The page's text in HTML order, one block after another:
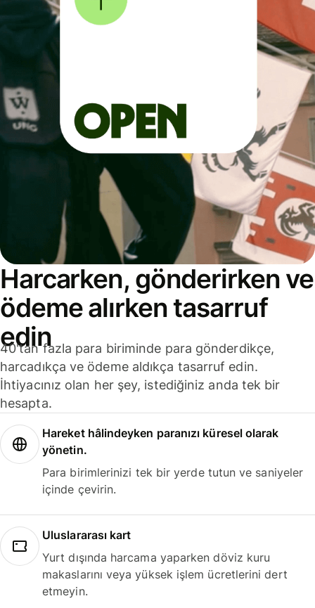
Harcarken, gönderirken ve
ödeme alırken tasarruf
edin
40'tan fazla para biriminde para gönderdikçe,
harcadıkça ve ödeme aldıkça tasarruf edin.
İhtiyacınız olan her şey, istediğiniz anda tek bir
hesapta.
Hareket hâlindeyken paranızı küresel olarak
yönetin.
Para birimlerinizi tek bir yerde tutun ve saniyeler
içinde çevirin.
Uluslararası kart
Yurt dışında harcama yaparken döviz kuru
makaslarını veya yüksek işlem ücretlerini dert
etmeyin.